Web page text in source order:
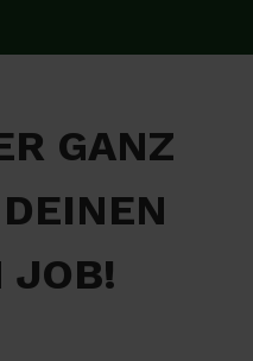
GANZ
JOB!